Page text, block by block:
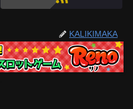
KALIKIMAKA